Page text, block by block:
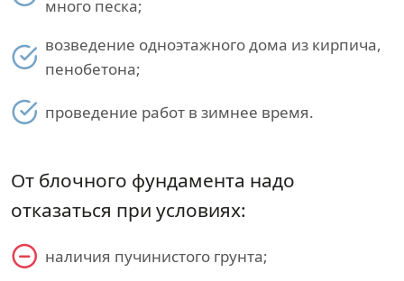
много песка;
возведение одноэтажного дома из кирпича,
пенобетона;
проведение работ в зимнее время.
От блочного фундамента надо
отказаться при условиях:
наличия пучинистого грунта;